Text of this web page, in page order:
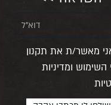
הפרידה והסגירה של
וקברתי הרבה דברים
החושך אפשר להצמיח
וגם המילים של השיר.
היו מופנות כלפי
להיות קשובה לעצמי
מאשר/ת את תקנון
השימוש ומדיניות